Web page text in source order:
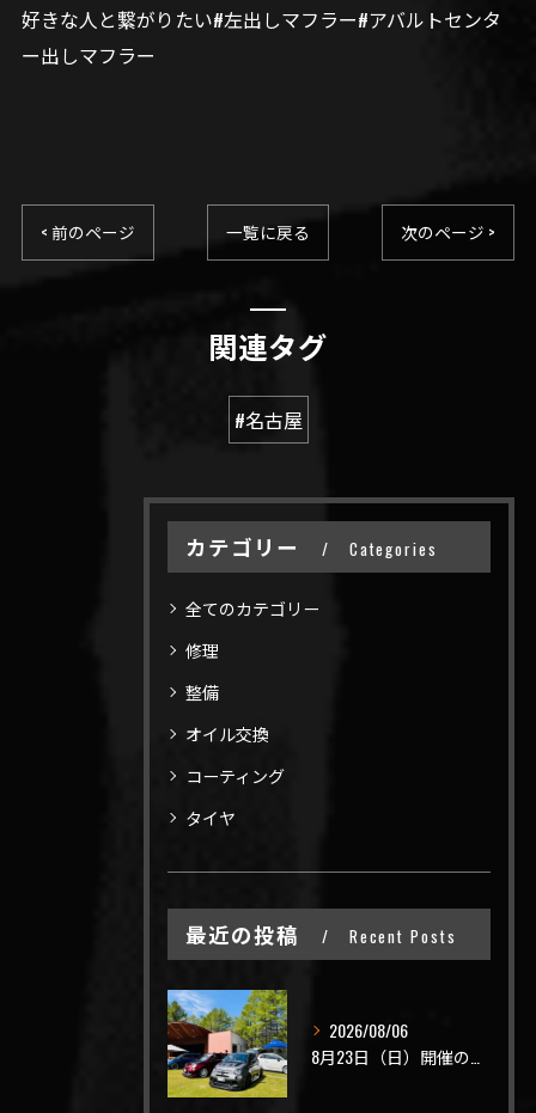
好きな人と繋がりたい#左出しマフラー#アバルトセンタ
ー出しマフラー
< 前のページ 一覧に戻る 次のページ >
関連タグ
#名古屋
カテゴリー Categories
全てのカテゴリー
修理
整備
オイル交換
コーティング
タイヤ
最近の投稿 Recent Posts
2026/08/06